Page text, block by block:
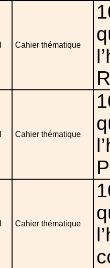
Cahier thématique
Cahier thématique
Cahier thématique